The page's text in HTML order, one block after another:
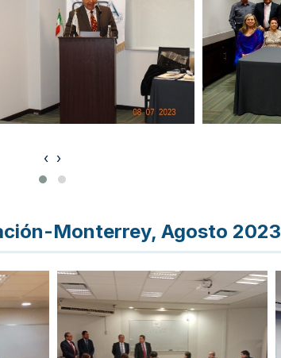
‹ ›
Monterrey, Agosto 2023